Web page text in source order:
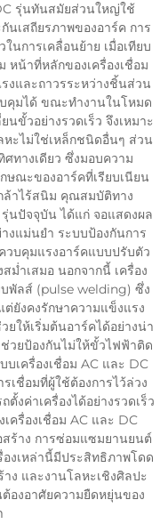
รุ่นทันสมัยส่วนใหญ่ใช้
นเสถียรภาพของอาร์ค การ
นการเคลื่อนย้าย เมื่อเทียบ
หน้าที่หลักของเครื่องเชื่อม
งและถาวรระหว่างชิ้นส่วน
คุมได้ ขณะทำงานในโหมด
ขั้วอย่างรวดเร็ว จึงเหมาะ
หะไม่ใช่เหล็กชนิดอื่นๆ ส่วน
ทางเดียว ซึ่งมอบความ
ษณะของอาร์คที่เรียบเนียน
ล้าไร้สนิม คุณสมบัติทาง
นปัจจุบัน ได้แก่ จอแสดงผล
งแม่นยำ ระบบป้องกันการ
วบคุมแรงอาร์คแบบปรับตัว
ม่ำเสมอ นอกจากนี้ เครื่อง
พัลส์ (pulse welding) ซึ่ง
ยังคงรักษาความแข็งแรง
ให้เริ่มต้นอาร์คได้อย่างน่า
วยป้องกันไม่ให้ขั้วไฟฟ้าติด
เครื่องเชื่อม AC และ DC
เชื่อมที่ผู้ใช้ต้องการไว้ล่วง
งค่าเครื่องได้อย่างรวดเร็ว
ครื่องเชื่อม AC และ DC
ร้าง การซ่อมแซมยานยนต์
งเหล่านี้มีประสิทธิภาพโดด
ง และงานโลหะเชิงศิลปะ
องอาศัยความยืดหยุ่นของ